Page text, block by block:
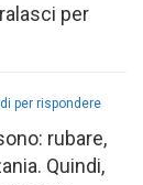
per
per rispondere
rubare,
Quindi,